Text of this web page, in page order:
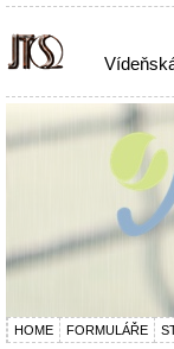
HOME FORMULÁŘE